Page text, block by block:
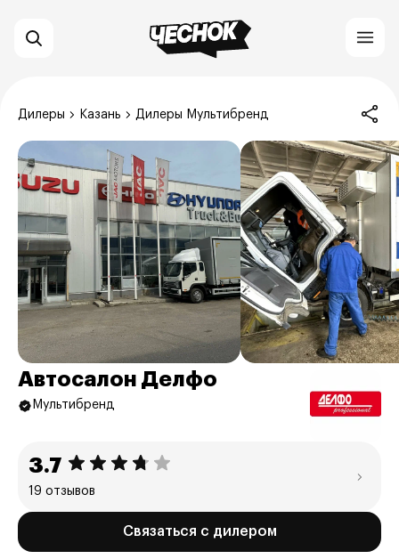
Дилеры Казань Дилеры Мультибренд
Автосалон Делфо
Мультибренд
3.7
19 отзывов
Связаться с дилером